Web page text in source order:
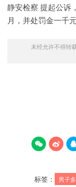
静安检察 提起公诉
月，并处罚金一千元
未经允许不得转
  
标签： 男子